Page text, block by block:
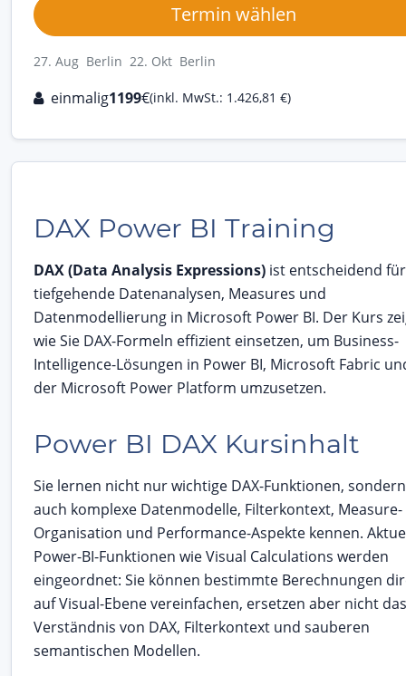
Termin wählen
27. Aug Berlin 22. Okt Berlin
einmalig1199€(inkl. MwSt.: 1.426,81 €)
DAX Power BI Training
DAX (Data Analysis Expressions) ist entscheidend für
tiefgehende Datenanalysen, Measures und
Datenmodellierung in Microsoft Power BI. Der Kurs
wie Sie DAX-Formeln effizient einsetzen, um Business-
Intelligence-Lösungen in Power BI, Microsoft Fabric
der Microsoft Power Platform umzusetzen.
Power BI DAX Kursinhalt
Sie lernen nicht nur wichtige DAX-Funktionen, sondern
auch komplexe Datenmodelle, Filterkontext, Measure-
Organisation und Performance-Aspekte kennen.
Power-BI-Funktionen wie Visual Calculations werden
eingeordnet: Sie können bestimmte Berechnungen
auf Visual-Ebene vereinfachen, ersetzen aber nicht das
Verständnis von DAX, Filterkontext und sauberen
semantischen Modellen.